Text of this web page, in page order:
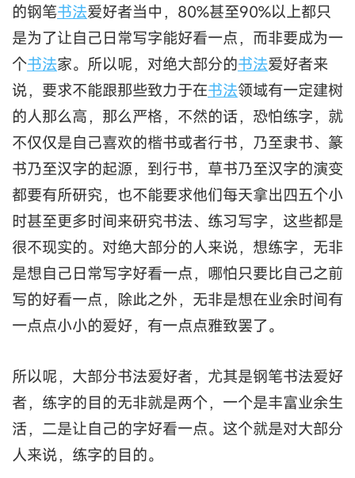
的钢笔书法爱好者当中，80%甚至90%以上都只
是为了让自己日常写字能好看一点，而非要成为一
个书法家。所以呢，对绝大部分的书法爱好者来
说，要求不能跟那些致力于在书法领域有一定建树
的人那么高，那么严格，不然的话，恐怕练字，就
不仅仅是自己喜欢的楷书或者行书，乃至隶书、篆
书乃至汉字的起源，到行书，草书乃至汉字的演变
都要有所研究，也不能要求他们每天拿出四五个小
时甚至更多时间来研究书法、练习写字，这些都是
很不现实的。对绝大部分的人来说，想练字，无非
是想自己日常写字好看一点，哪怕只要比自己之前
写的好看一点，除此之外，无非是想在业余时间有
一点点小小的爱好，有一点点雅致罢了。
所以呢，大部分书法爱好者，尤其是钢笔书法爱好
者，练字的目的无非就是两个，一个是丰富业余生
活，二是让自己的字好看一点。这个就是对大部分
人来说，练字的目的。